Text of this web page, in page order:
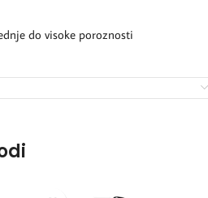
do visoke poroznosti